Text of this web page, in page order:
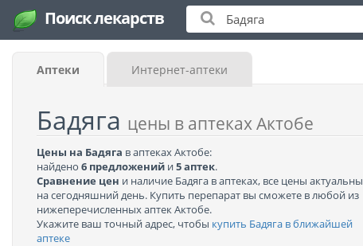
Поиск лекарств
Аптеки Интернет-аптеки
Бадяга цены в аптеках Актобе
Цены на Бадяга в аптеках Актобе:
найдено 6 предложений и5 аптек.
Сравнение цен и наличие Бадяга в аптеках, все цены актуальны
на сегодняшний день. Купить перепарат вы сможете в любой из
нижеперечисленных аптек Актобе.
Укажите ваш точный адрес, чтобы купить Бадяга в ближайшей
аптеке